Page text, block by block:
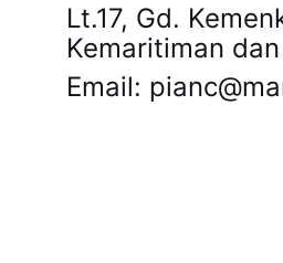
Lt.17, Gd.
Kemaritiman
Email: